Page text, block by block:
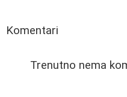
Komentari
Trenutno nema